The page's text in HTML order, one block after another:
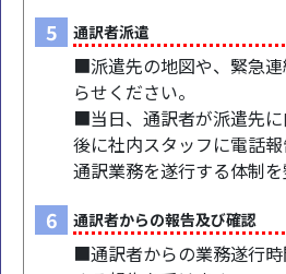
5 通訳者派遣
■派遣先の地図や、緊急
らせください。
■当日、通訳者が派遣先
後に社内スタッフに電話
通訳業務を遂行する体制を
6 通訳者からの報告及び確認
■通訳者からの業務遂行